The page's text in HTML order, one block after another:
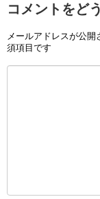
コメントをど
メールアドレスが公開
須項目です